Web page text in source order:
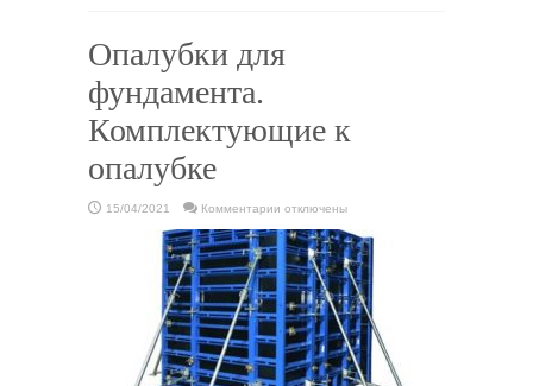
Опалубки для
фундамента.
Комплектующие к
опалубке
15/04/2021 Комментарии
Опалубки
для
фундамента.
Комплектующие
опалубке
отключены